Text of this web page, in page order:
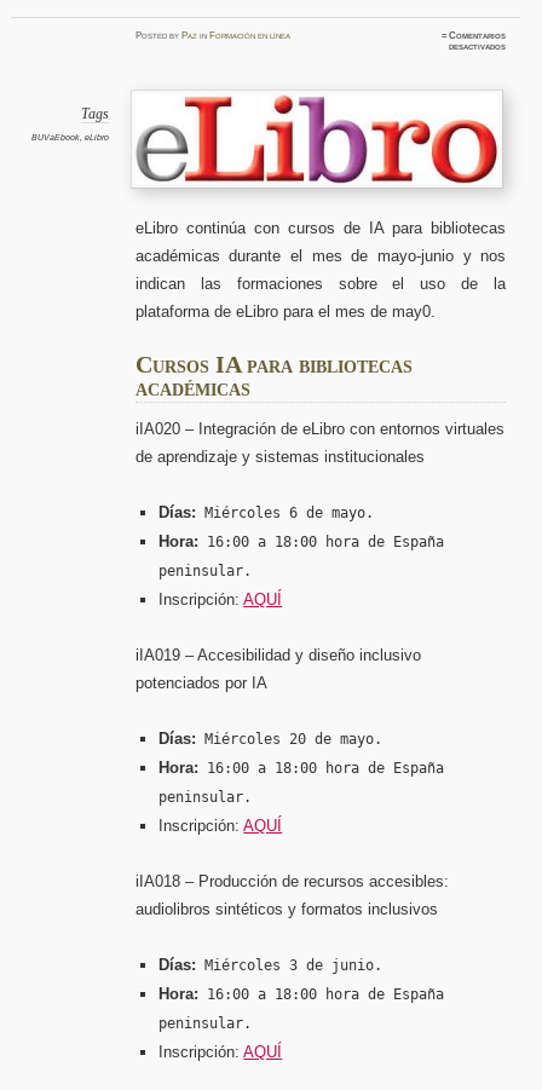
PostedbyPaz inFormación en línea ≈Comentarios
desactivadosen
Tags
BUVaEbook, eLibro
eLibro continúa con cursos de IA para bibliotecas
académicas durante el mes de mayo-junio y nos
indican las formaciones sobre el uso de la
plataforma de eLibro para el mes de may0.
Cursos IA para bibliotecas
académicas
iIA020 – Integración de eLibro con entornos virtuales
de aprendizaje y sistemas institucionales
Días: Miércoles 6 de mayo.
Hora: 16:00 a 18:00 hora de España
peninsular.
Inscripción:AQUÍ
iIA019 – Accesibilidad y diseño inclusivo
potenciados por IA
Días: Miércoles 20 de mayo.
Hora: 16:00 a 18:00 hora de España
peninsular.
Inscripción:AQUÍ
iIA018 – Producción de recursos accesibles:
audiolibros sintéticos y formatos inclusivos
Días: Miércoles 3 de junio.
Hora: 16:00 a 18:00 hora de España
peninsular.
Inscripción:AQUÍ